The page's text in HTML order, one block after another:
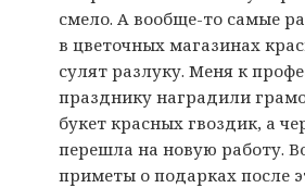
смело. А вообще-то самые
в цветочных магазинах
сулят разлуку. Меня к
празднику наградили
букет красных гвоздик, а
перешла на новую работу.
приметы о подарках после